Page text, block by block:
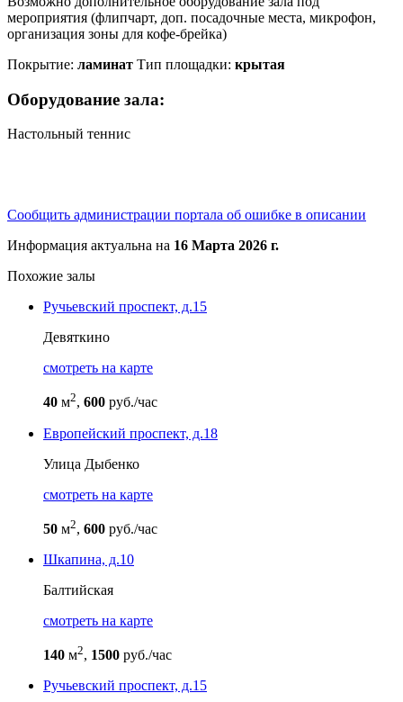
мероприятия (флипчарт, доп. посадочные места, микрофон,
организация зоны для кофе-брейка)
Покрытие: ламинат Тип площадки: крытая
Оборудование зала:
Настольный теннис
Сообщить администрации портала об ошибке в описании
Информация актуальна на 16 Марта 2026 г.
Похожие залы
Ручьевский проспект, д.15
Девяткино
cмотреть на карте
40 м2, 600 руб./час
Европейский проспект, д.18
Улица Дыбенко
cмотреть на карте
50 м2, 600 руб./час
Шкапина, д.10
Балтийская
cмотреть на карте
140 м2, 1500 руб./час
Ручьевский проспект, д.15